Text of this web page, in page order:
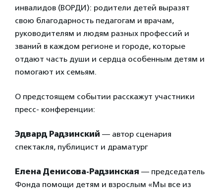
инвалидов (ВОРДИ): родители детей выразят
свою благодарность педагогам и врачам,
руководителям и людям разных профессий и
званий в каждом регионе и городе, которые
отдают часть души и сердца особенным детям и
помогают их семьям.
О предстоящем событии расскажут участники
пресс- конференции:
Эдвард Радзинский — автор сценария
спектакля, публицист и драматург
Елена Денисова-Радзинская — председатель
Фонда помощи детям и взрослым «Мы все из